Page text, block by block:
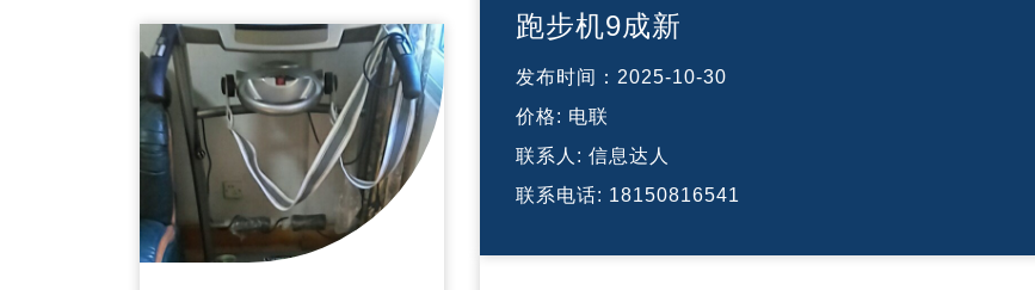
跑步机9成新
发布时间： 2025-10-30
价格: 电联
联系人: 信息达人
联系电话: 18150816541